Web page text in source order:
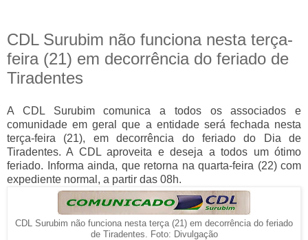
CDL Surubim não funciona nesta terça-
feira (21) em decorrência do feriado de
Tiradentes
A CDL Surubim comunica a todos os associados e
comunidade em geral que a entidade será fechada nesta
terça-feira (21), em decorrência do feriado do Dia de
Tiradentes. A CDL aproveita e deseja a todos um ótimo
feriado. Informa ainda, que retorna na quarta-feira (22) com
expediente normal, a partir das 08h.
CDL Surubim não funciona nesta terça (21) em decorrência do feriado
de Tiradentes. Foto: Divulgação